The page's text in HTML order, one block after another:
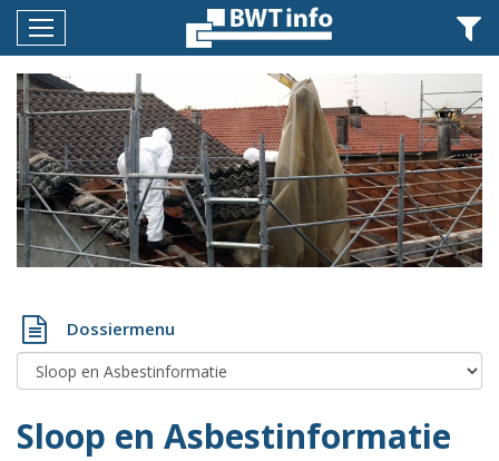
Menu
Home
Nieuws
Agenda
Documenten
Dossiers
Fotoalbums
Opleidingen
BWT
Dossiermenu
Sloop en Asbestinformatie